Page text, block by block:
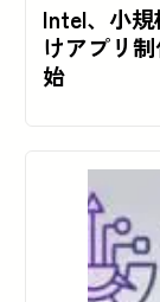
Intel、小
けアプリ
始